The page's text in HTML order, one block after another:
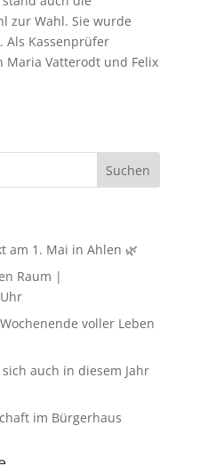
zur Wahl. Sie wurde
Als Kassenprüfer
Maria Vatterodt und Felix
am 1. Mai in Ahlen 🌿
Raum |
voller Leben
auch in diesem Jahr
im Bürgerhaus